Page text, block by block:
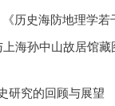
历史海防地理学若
海孙中山故居馆
研究的回顾与展望